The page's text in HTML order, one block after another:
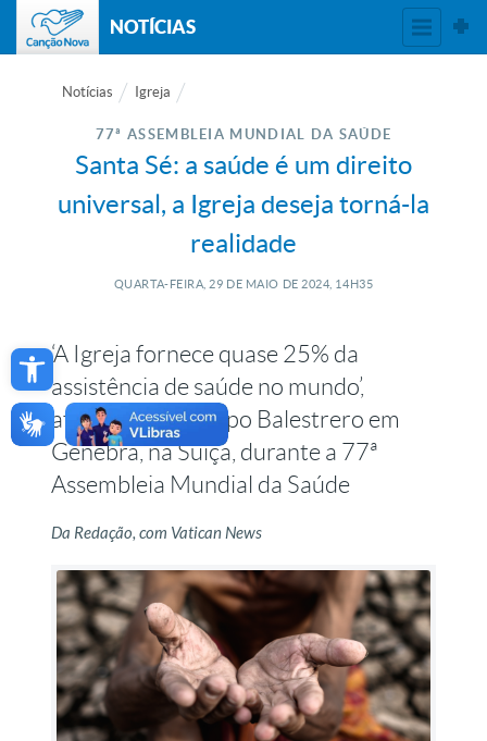
Open toolbar
NOTÍCIAS
Notícias Igreja
77ª ASSEMBLEIA MUNDIAL DA SAÚDE
Santa Sé: a saúde é um direito
universal, a Igreja deseja torná-la
realidade
QUARTA-FEIRA, 29 DE MAIO DE 2024, 14H35
‘A Igreja fornece quase 25% da
assistência de saúde no mundo’,
afirmou o arcebispo Balestrero em
Genebra, na Suíça, durante a 77ª
Assembleia Mundial da Saúde
Da Redação, com Vatican News